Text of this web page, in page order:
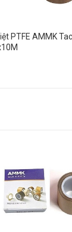
PTFE AMMK